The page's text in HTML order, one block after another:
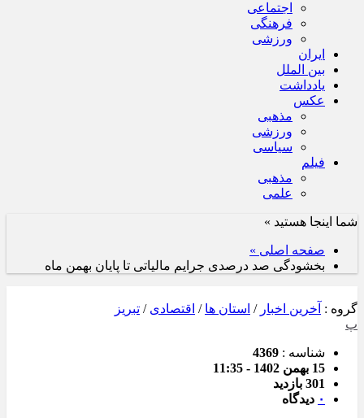
اجتماعی
فرهنگی
ورزشی
ایران
بین الملل
یادداشت
عکس
مذهبی
ورزشی
سیاسی
فیلم
مذهبی
علمی
شما اینجا هستید »
صفحه اصلی »
بخشودگی صد درصدی جرایم مالیاتی تا پایان بهمن ماه
گروه : آخرین اخبار / استان ها / اقتصادی / تبریز
پ
شناسه : 4369
15 بهمن 1402 - 11:35
301 بازدید
۰ دیدگاه